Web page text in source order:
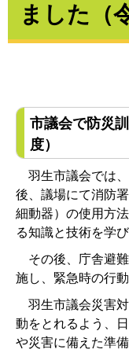
ました（
市議会で防災
度）
羽生市議会では
後、議場にて消防
細動器）の使用方
る知識と技術を学び
その後、庁舎避
施し、緊急時の行
羽生市議会災害
動をとれるよう、
や災害に備えた準